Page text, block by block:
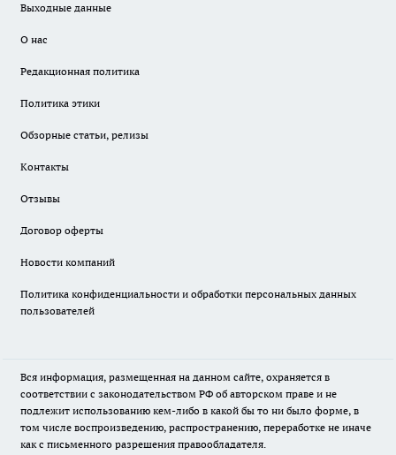
Выходные данные
О нас
Редакционная политика
Политика этики
Обзорные статьи, релизы
Контакты
Отзывы
Договор оферты
Новости компаний
Политика конфиденциальности и обработки персональных данных
пользователей
Вся информация, размещенная на данном сайте, охраняется в
соответствии с законодательством РФ об авторском праве и не
подлежит использованию кем-либо в какой бы то ни было форме, в
том числе воспроизведению, распространению, переработке не иначе
как с письменного разрешения правообладателя.